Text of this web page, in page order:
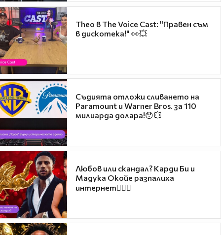
Theo в The Voice Cast: "Правен съм
в дискотека!" 👀💥
Съдията отложи сливането на
Paramount и Warner Bros. за 110
милиарда долара!😯💥
Любов или скандал? Карди Би и
Мадука Окойе разпалиха
интернет❤️‍🔥🔥